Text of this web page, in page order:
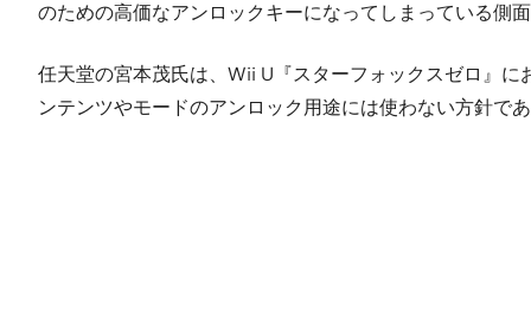
のための高価なアンロックキーになってしまっている側
任天堂の宮本茂氏は、Wii U『スターフォックスゼロ』
ンテンツやモードのアンロック用途には使わない方針で